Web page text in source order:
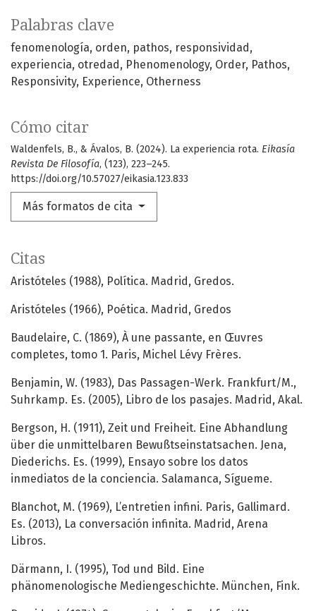
Palabras clave
fenomenología orden pathos responsividad
experiencia otredad Phenomenology Order Pathos
Responsivity Experience Otherness
Cómo citar
Waldenfels, B., & Ávalos, B. (2024). La experiencia rota. Eikasía
Revista De Filosofía, (123), 223–245.
https://doi.org/10.57027/eikasia.123.833
Más formatos de cita
Citas
Aristóteles (1988), Política. Madrid, Gredos.
Aristóteles (1966), Poética. Madrid, Gredos
Baudelaire, C. (1869), À une passante, en Œuvres
completes, tomo 1. Paris, Michel Lévy Frères.
Benjamin, W. (1983), Das Passagen-Werk. Frankfurt/M.,
Suhrkamp. Es. (2005), Libro de los pasajes. Madrid, Akal.
Bergson, H. (1911), Zeit und Freiheit. Eine Abhandlung
über die unmittelbaren Bewußtseinstatsachen. Jena,
Diederichs. Es. (1999), Ensayo sobre los datos
inmediatos de la conciencia. Salamanca, Sígueme.
Blanchot, M. (1969), L’entretien infini. Paris, Gallimard.
Es. (2013), La conversación infinita. Madrid, Arena
Libros.
Därmann, I. (1995), Tod und Bild. Eine
phänomenologische Mediengeschichte. München, Fink.